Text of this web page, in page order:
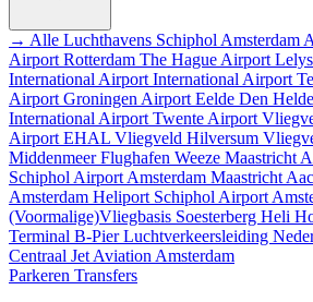
→ Alle Luchthavens Schiphol Amsterdam
Airport Rotterdam The Hague Airport
International Airport International Airport
Airport Groningen Airport Eelde Den
International Airport Twente Airport
Airport EHAL Vliegveld Hilversum
MiddenmeerFlughafen Weeze Maastricht
Schiphol Airport Amsterdam Maastricht
Amsterdam Heliport Schiphol Airport
(Voormalige)Vliegbasis Soesterberg Heli
Terminal B-PierLuchtverkeersleiding
Centraal Jet Aviation Amsterdam
Parkeren Transfers